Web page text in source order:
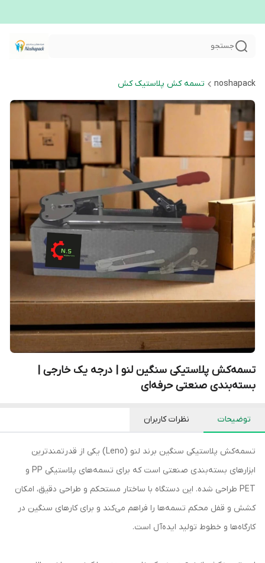
جستجو
noshapack تسمه کش پلاستیک کش
تسمه‌کش پلاستیکی سنگین لنو | درجه یک خارجی |
بسته‌بندی صنعتی حرفه‌ای
توضیحات نظرات کاربران
تسمه‌کش پلاستیکی سنگین برند لنو (Leno) یکی از قدرتمندترین
ابزارهای بسته‌بندی صنعتی است که برای تسمه‌های پلاستیکی PP و
PET طراحی شده. این دستگاه با ساختار مستحکم و طراحی دقیق، امکان
کشش و قفل محکم تسمه‌ها را فراهم می‌کند و برای کارهای سنگین در
کارگاه‌ها و خطوط تولید ایده‌آل است.